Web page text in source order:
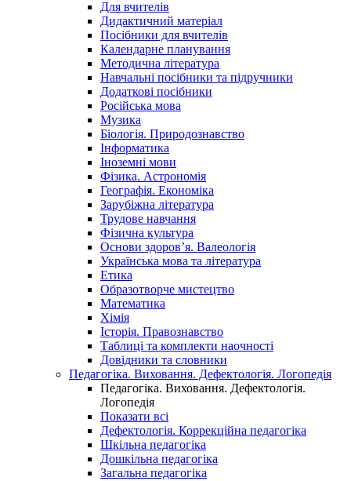
Для вчителів
Дидактичний матеріал
Посібники для вчителів
Календарне планування
Методична література
Навчальні посібники та підручники
Додаткові посібники
Російська мова
Музика
Біологія. Природознавство
Інформатика
Іноземні мови
Фізика. Астрономія
Географія. Економіка
Зарубіжна література
Трудове навчання
Фізична культура
Основи здоров’я. Валеологія
Українська мова та література
Етика
Образотворче мистецтво
Математика
Хімія
Історія. Правознавство
Таблиці та комплекти наочності
Довідники та словники
Педагогіка. Виховання. Дефектологія. Логопедія
Педагогіка. Виховання. Дефектологія.
Логопедія
Показати всі
Дефектологія. Коррекційна педагогіка
Шкільна педагогіка
Дошкільна педагогіка
Загальна педагогіка